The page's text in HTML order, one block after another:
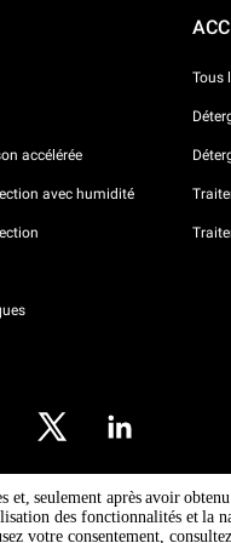
accélérée
avec humidité
Tous
Tous droits réservés.
- Cap. 5.000.000 € iv -
No. IT08020000000377
et, seulement après avoir
des fonctionnalités et la
votre consentement,